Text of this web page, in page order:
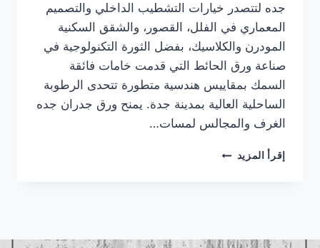
جده لتتصدر خيارات التشطيب الداخلي والتصميم
المعماري في الفلل، القصور، والشقق السكنية
المودرن والكلاسيك، بفضل الثورة التكنولوجية في
صناعة ورق الحائط التي قدمت خامات فائقة
السمك بمقاييس هندسية متطورة تتحدى الرطوبة
الساحلية العالية بمدينة جدة. يمنح ورق جدران جده
الغرف والمجالس لمسات…
إقرأ المزيد معلم
ورق